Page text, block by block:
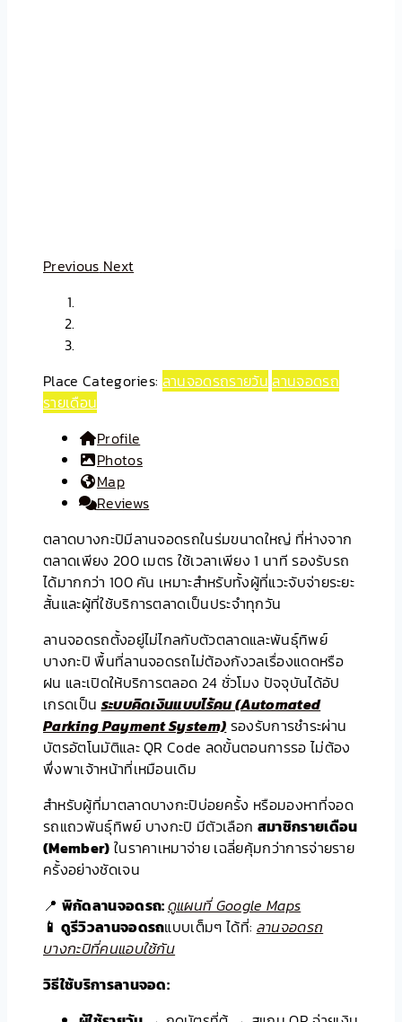
Previous Next
Place Categories: ลานจอดรถรายวัน ลานจอดรถ
รายเดือน
Profile
Photos
Map
Reviews
ตลาดบางกะปิมีลานจอดรถในร่มขนาดใหญ่ ที่ห่างจาก
ตลาดเพียง 200 เมตร ใช้เวลาเพียง 1 นาที รองรับรถ
ได้มากกว่า 100 คัน เหมาะสำหรับทั้งผู้ที่แวะจับจ่ายระยะ
สั้นและผู้ที่ใช้บริการตลาดเป็นประจำทุกวัน
ลานจอดรถตั้งอยู่ไม่ไกลกับตัวตลาดและพันธุ์ทิพย์
บางกะปิ พื้นที่ลานจอดรถไม่ต้องกังวลเรื่องแดดหรือ
ฝน และเปิดให้บริการตลอด 24 ชั่วโมง ปัจจุบันได้อัป
เกรดเป็นระบบคิดเงินแบบไร้คน (Automated
Parking Payment System) รองรับการชำระผ่าน
บัตรอัตโนมัติและ QR Code ลดขั้นตอนการรอ ไม่ต้อง
พึ่งพาเจ้าหน้าที่เหมือนเดิม
สำหรับผู้ที่มาตลาดบางกะปิบ่อยครั้ง หรือมองหาที่จอด
รถแถวพันธุ์ทิพย์ บางกะปิ มีตัวเลือก สมาชิกรายเดือน
(Member) ในราคาเหมาจ่าย เฉลี่ยคุ้มกว่าการจ่ายราย
ครั้งอย่างชัดเจน
📍 พิกัดลานจอดรถ:ดูแผนที่ Google Maps
📱 ดูรีวิวลานจอดรถแบบเต็มๆ ได้ที่: ลานจอดรถ
บางกะปิที่คนแอบใช้กัน
วิธีใช้บริการลานจอด: